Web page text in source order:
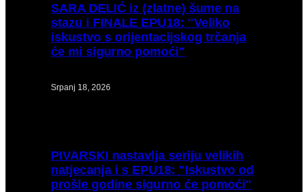
SARA DELIĆ iz (zlatne) šume na
stazu i FINALE EPU18: "Veliko
iskustvo s orijentacijskog trčanja
će mi sigurno pomoći"
Srpanj 18, 2026
PIVARSKI nastavlja seriju velikih
natjecanja i s EPU18: "Iskustvo od
prošle godine sigurno će pomoći"